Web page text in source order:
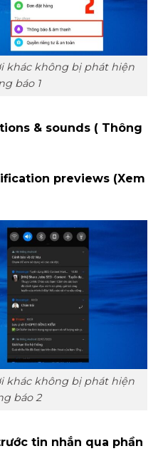
khác không bị phát hiện
báo 1
& sounds ( Thông
previews (Xem
khác không bị phát hiện
báo 2
tin nhắn qua phần